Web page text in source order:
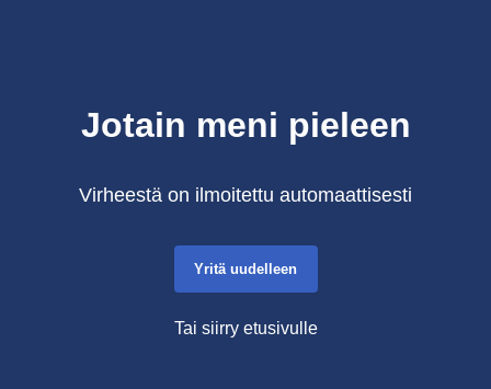
Jotain meni pieleen
Virheestä on ilmoitettu automaattisesti
Yritä uudelleen
Tai siirry etusivulle